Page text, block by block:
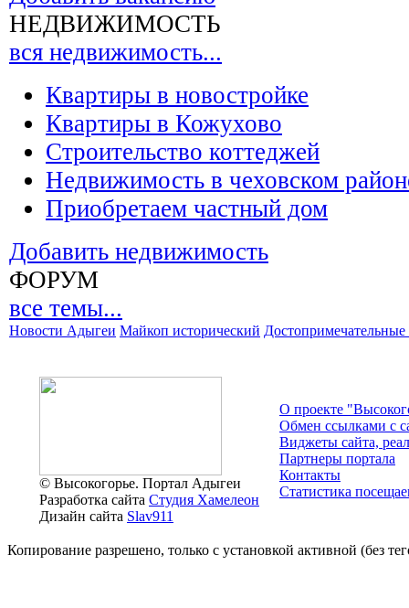
НЕДВИЖИМОСТЬ
вся недвижимость...
Квартиры в новостройке
Квартиры в Кожухово
Строительство коттеджей
Недвижимость в чеховском
Приобретаем частный дом
Добавить недвижимость
ФОРУМ
все темы...
Новости Адыгеи Майкоп исторический Достопримечательные
© Высокогорье. Портал Адыгеи
Разработка сайта Студия Хамелеон
Дизайн сайта Slav911
О проекте
Обмен ссылками c
Виджеты сайта,
Партнеры портала
Контакты
Статистика
Копирование разрешено, только с установкой активной (без